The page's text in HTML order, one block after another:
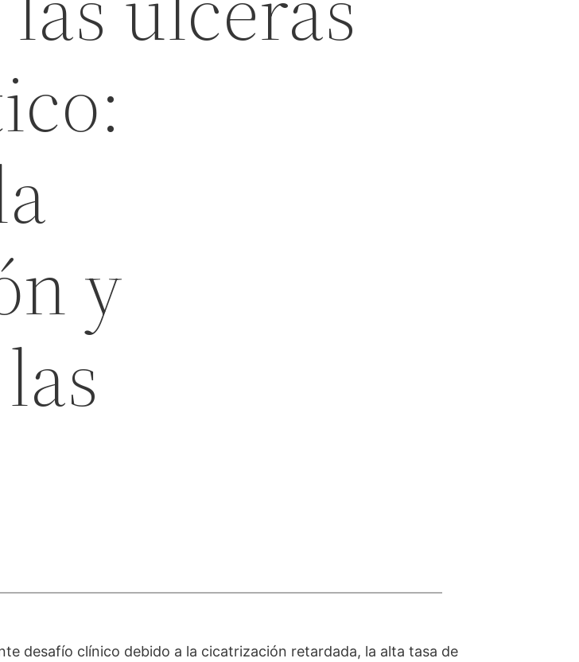
y
desafío clínico debido a la cicatrización retardada, la alta tasa de